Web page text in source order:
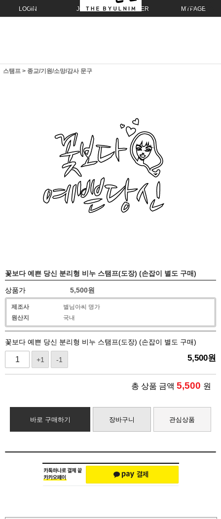
LOGIN JOIN ORDER MYPAGE
스탬프 > 종교/기원/소망/감사 문구
꽃보다 예쁜 당신 분리형 비누 스탬프(도장) (손잡이 별도 구매)
상품가 5,500원
제조사
별님아씨 명가
원산지
국내
꽃보다 예쁜 당신 분리형 비누 스탬프(도장) (손잡이 별도 구매)
+1 -1 5,500원
총 상품 금액 5,500 원
바로 구매하기 장바구니 관심상품